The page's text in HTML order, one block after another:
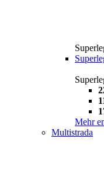
Mehr
Multistrada